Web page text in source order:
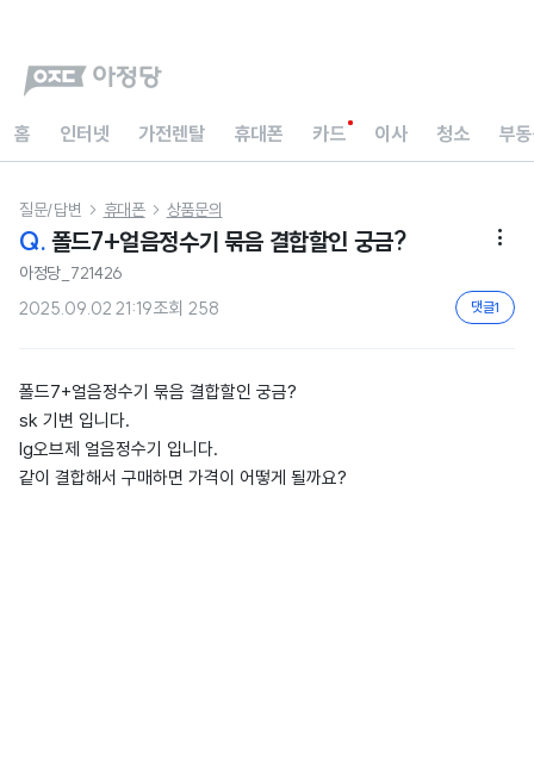
홈 인터넷 가전렌탈 휴대폰 카드 이사 청소 부
질문/답변  휴대폰  상품문의
Q. 폴드7+얼음정수기 묶음 결합할인 궁금? 
아정당_721426
2025.09.02 21:19조회 258 댓글1
폴드7+얼음정수기 묶음 결합할인 궁금?
sk 기변 입니다.
lg오브제 얼음정수기 입니다.
같이 결합해서 구매하면 가격이 어떻게 될까요?